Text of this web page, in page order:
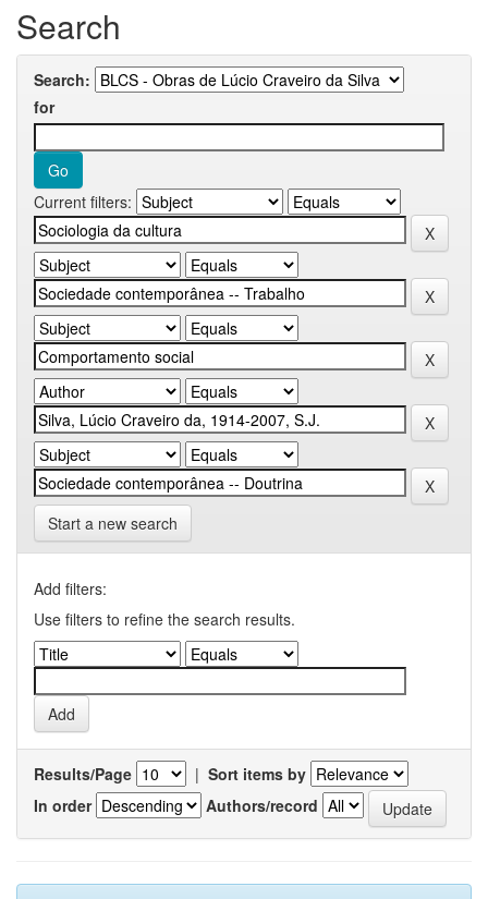
Search
Search:
for
Current filters:
Start a new search
Add filters:
Use filters to refine the search results.
Results/Page | Sort items by
In order
Authors/record